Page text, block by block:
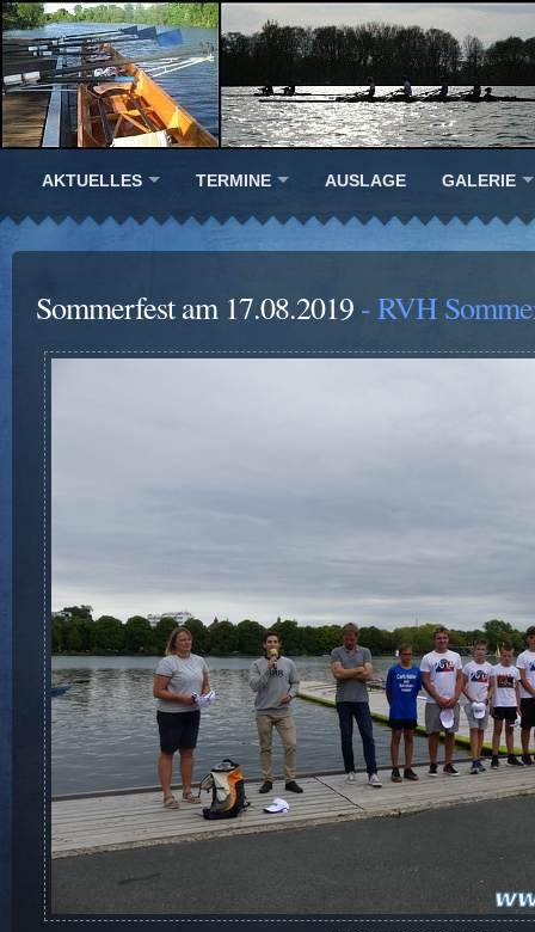
AKTUELLES TERMINE AUSLAGE GALERIE
Sommerfest am 17.08.2019 - RVH